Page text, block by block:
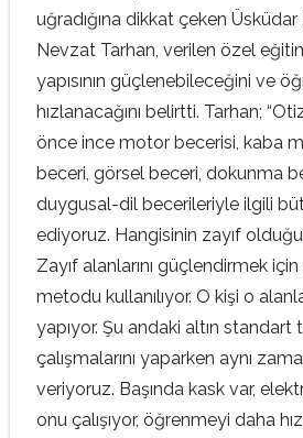
uğradığına dikkat çeken
Nevzat Tarhan, verilen özel
yapısının güçlenebileceğini ve
hızlanacağını belirtti. Tarhan;
önce ince motor becerisi, kaba
beceri, görsel beceri, dokunma
duygusal-dil becerileriyle ilgili
ediyoruz. Hangisinin zayıf
Zayıf alanlarını güçlendirmek
metodu kullanılıyor. O kişi o
yapıyor. Şu andaki altın standart
çalışmalarını yaparken aynı
veriyoruz. Başında kask var,
onu çalışıyor, öğrenmeyi daha